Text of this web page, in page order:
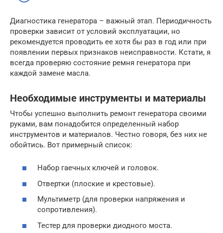
Диагностика генератора – важный этап. Периодичность
проверки зависит от условий эксплуатации, но
рекомендуется проводить ее хотя бы раз в год или при
появлении первых признаков неисправности. Кстати, я
всегда проверяю состояние ремня генератора при
каждой замене масла.
Необходимые инструменты и материалы
Чтобы успешно выполнить ремонт генератора своими
руками, вам понадобится определенный набор
инструментов и материалов. Честно говоря, без них не
обойтись. Вот примерный список:
Набор гаечных ключей и головок.
Отвертки (плоские и крестовые).
Мультиметр (для проверки напряжения и
сопротивления).
Тестер для проверки диодного моста.